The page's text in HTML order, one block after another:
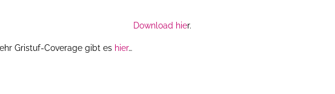
Download hier.
Gristuf-Coverage gibt es hier…